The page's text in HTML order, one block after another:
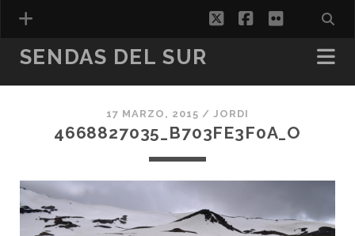
CATALÀ(CATALÁN)
twitterfacebook
flickr
SENDAS DEL SUR
17 MARZO, 2015 /JORDI
4668827035_B703FE3F0A_O